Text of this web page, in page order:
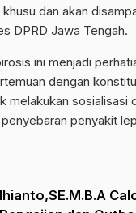
dan akan
DPRD Jawa Tengah.
ini menjadi
dengan
melakukan sosialisasi
penyakit